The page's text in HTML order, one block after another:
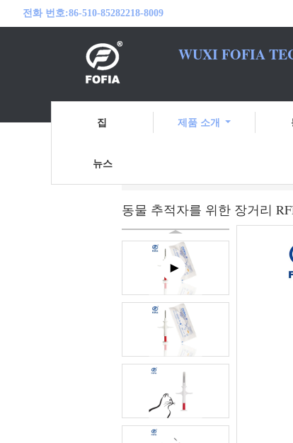
전화 번호:86-510-85282218-8009
WUXI FOFIA
여러분의
집 제품 소개
뉴스
동물 추적자를 위한 장거리